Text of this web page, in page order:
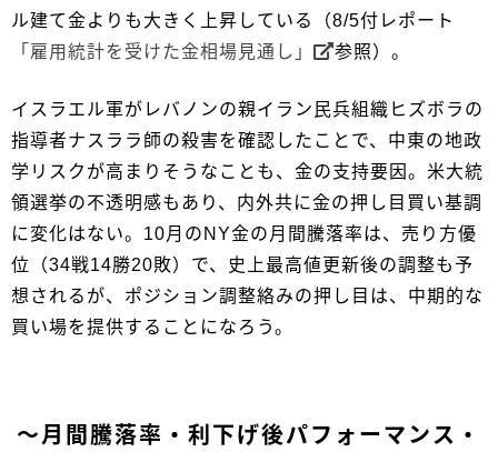
ル建て金よりも大きく上昇している（8/5付レポート
「雇用統計を受けた金相場見通し」
参照）。
イスラエル軍がレバノンの親イラン民兵組織ヒズボラの
指導者ナスララ師の殺害を確認したことで、中東の地政
学リスクが高まりそうなことも、金の支持要因。米大統
領選挙の不透明感もあり、内外共に金の押し目買い基調
に変化はない。10月のNY金の月間騰落率は、売り方優
位（34戦14勝20敗）で、史上最高値更新後の調整も予
想されるが、ポジション調整絡みの押し目は、中期的な
買い場を提供することになろう。
～月間騰落率・利下げ後パフォーマンス・